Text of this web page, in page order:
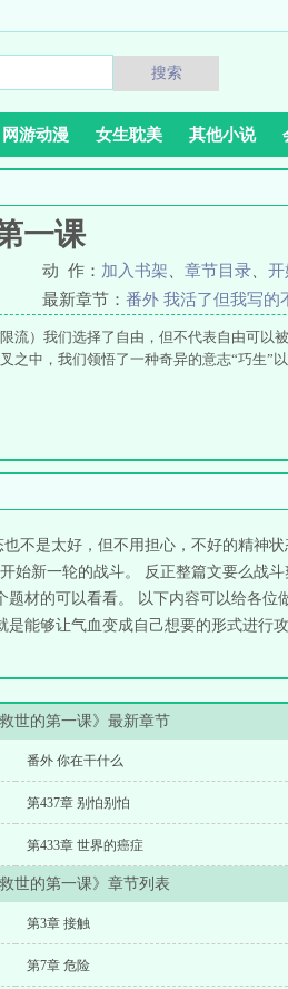
搜索
网游动漫 女生耽美 其他小说
一课
动 作： 加入书架 章节目录
开
最新章节： 番外 我活了但我写的
流）我们选择了自由，但不代表自由可以
之中，我们领悟了一种奇异的意志“巧生”
不是太好，但不用担心，不好的精神
始新一轮的战斗。 反正整篇文要么战
材的可以看看。 以下内容可以给各位
能够让气血变成自己想要的形式进行
世的第一课》最新章节
番外 你在干什么
第437章 别怕别怕
第433章 世界的癌症
世的第一课》章节列表
第3章 接触
第7章 危险